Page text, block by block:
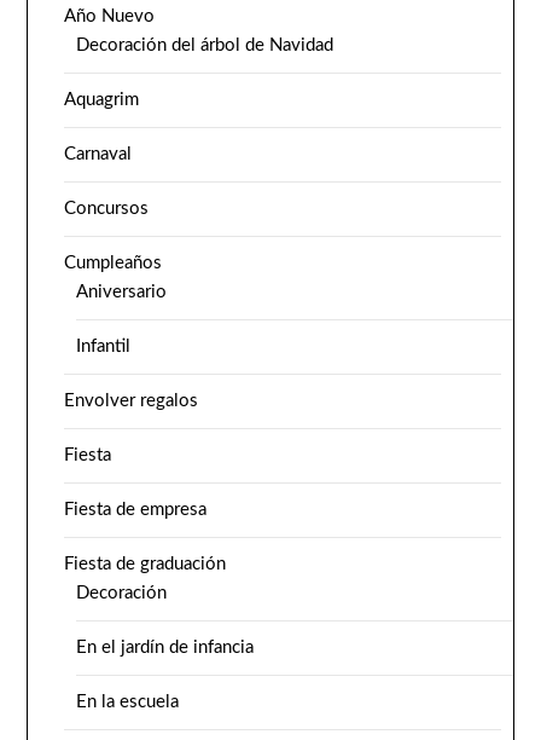
Año Nuevo
Decoración del árbol de Navidad
Aquagrim
Carnaval
Concursos
Cumpleaños
Aniversario
Infantil
Envolver regalos
Fiesta
Fiesta de empresa
Fiesta de graduación
Decoración
En el jardín de infancia
En la escuela